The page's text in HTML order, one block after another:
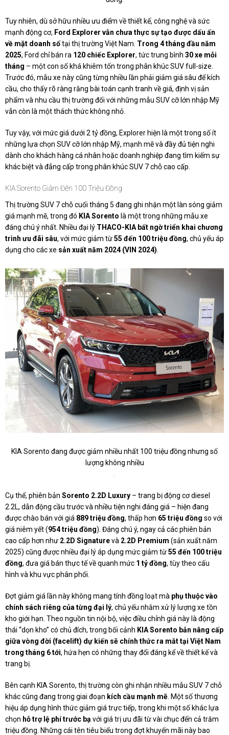
Tuy nhiên, dù sở hữu nhiều ưu điểm về thiết kế, công nghệ và sức
mạnh động cơ, Ford Explorer vẫn chưa thực sự tạo được dấu ấn
về mặt doanh sốtại thị trường Việt Nam. Trong 4 tháng đầu năm
2025, Ford chỉ bán ra 120 chiếc Explorer, tức trung bình 30 xe mỗi
tháng – một con số khá khiêm tốn trong phân khúc SUV full-size.
Trước đó, mẫu xe này cũng từng nhiều lần phải giảm giá sâu để kích
cầu, cho thấy rõ ràng rằng bài toán cạnh tranh về giá, định vị sản
phẩm và nhu cầu thị trường đối với những mẫu SUV cỡ lớn nhập Mỹ
vẫn còn là một thách thức không nhỏ.
Tuy vậy, với mức giá dưới 2 tỷ đồng, Explorer hiện là một trong số ít
những lựa chọn SUV cỡ lớn nhập Mỹ, mạnh mẽ và đầy đủ tiện nghi
dành cho khách hàng cá nhân hoặc doanh nghiệp đang tìm kiếm sự
khác biệt và đẳng cấp trong phân khúc SUV 7 chỗ cao cấp.
KIA Sorento Giảm Đến 100 Triệu Đồng
Thị trường SUV 7 chỗ cuối tháng 5 đang ghi nhận một làn sóng giảm
giá mạnh mẽ, trong đó KIA Sorento là một trong những mẫu xe
đáng chú ý nhất. Nhiều đại lý THACO-KIA bất ngờ triển khai chương
trình ưu đãi sâu, với mức giảm từ55 đến 100 triệu đồng, chủ yếu áp
dụng cho các xe sản xuất năm 2024 (VIN 2024)
KIA Sorento đang được giảm nhiều nhất 100 triệu đồng nhưng số
lượng không nhiều
Cụ thể, phiên bản Sorento 2.2D Luxury – trang bị động cơ diesel
2.2L, dẫn động cầu trước và nhiều tiện nghi đáng giá – hiện đang
được chào bán với giá 889 triệu đồng, thấp hơn 65 triệu đồng so với
giá niêm yết (954 triệu đồng). Đáng chú ý, ngay cả các phiên bản
cao cấp hơn như 2.2D Signaturevà 2.2D Premium (sản xuất năm
2025) cũng được nhiều đại lý áp dụng mức giảm từ55 đến 100 triệu
đồng, đưa giá bán thực tế về quanh mức 1 tỷ đồng, tùy theo cấu
hình và khu vực phân phối.
Đợt giảm giá lần này không mang tính đồng loạt mà phụ thuộc vào
chính sách riêng của từng đại lý, chủ yếu nhằm xử lý lượng xe tồn
kho giới hạn. Theo nguồn tin nội bộ, việc điều chỉnh giá này là động
thái “dọn kho” có chủ đích, trong bối cảnh KIA Sorento bản nâng cấp
giữa vòng đời (facelift) dự kiến sẽ chính thức ra mắt tại Việt Nam
trong tháng 6 tới, hứa hẹn có những thay đổi đáng kể về thiết kế và
trang bị.
Bên cạnh KIA Sorento, thị trường còn ghi nhận nhiều mẫu SUV 7 chỗ
khác cũng đang trong giai đoạn kích cầu mạnh mẽ . Một số thương
hiệu áp dụng hình thức giảm giá trực tiếp, trong khi một số khác lựa
chọn hỗ trợ lệ phí trước bạ với giá trị ưu đãi từ vài chục đến cả trăm
triệu đồng. Những cái tên tiêu biểu trong đợt khuyến mãi này bao